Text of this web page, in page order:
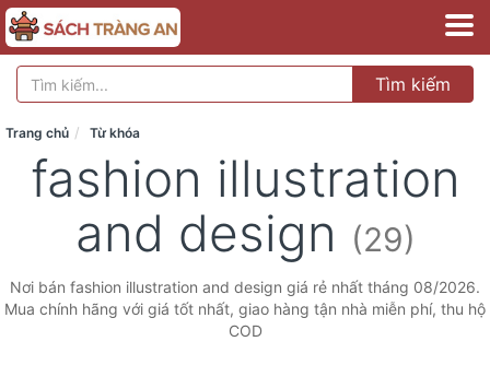
Tìm kiếm
Trang chủ Từ khóa
fashion illustration
and design (29)
Nơi bán fashion illustration and design giá rẻ nhất tháng 08/2026.
Mua chính hãng với giá tốt nhất, giao hàng tận nhà miễn phí, thu hộ
COD